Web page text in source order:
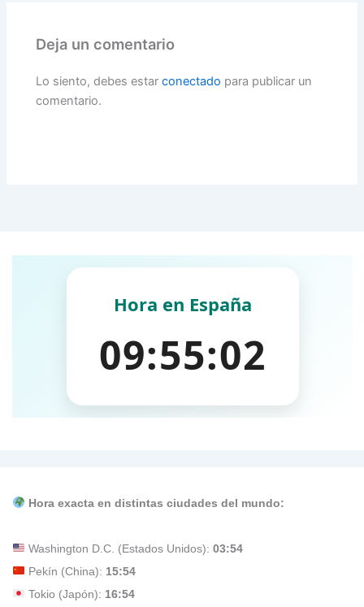
Deja un comentario
Lo siento, debes estarconectado para publicar un
comentario.
Hora exacta en distintas ciudades del mundo:
Washington D.C. (Estados Unidos): 03:54
Pekín (China): 15:54
Tokio (Japón): 16:54